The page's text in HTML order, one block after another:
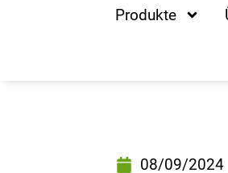
Produkte
08/09/2024